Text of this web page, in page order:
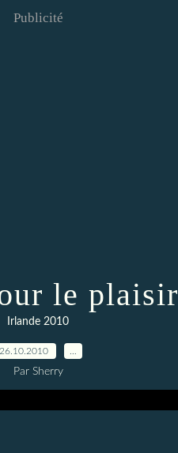
Publicité
le plaisir
Irlande 2010
26.10.2010
Par Sherry